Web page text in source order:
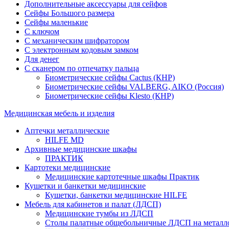
Дополнительные аксессуары для сейфов
Сейфы Большого размера
Сейфы маленькие
С ключом
С механическим шифратором
С электронным кодовым замком
Для денег
С сканером по отпечатку пальца
Биометрические сейфы Cactus (КНР)
Биометрические сейфы VALBERG, AIKO (Россия)
Биометрические сейфы Klesto (КНР)
Медицинская мебель и изделия
Аптечки металлические
HILFE MD
Архивные медицинские шкафы
ПРАКТИК
Картотеки медицинские
Медицинские картотечные шкафы Практик
Кушетки и банкетки медицинские
Кушетки, банкетки медицинские HILFE
Мебель для кабинетов и палат (ЛДСП)
Медицинские тумбы из ЛДСП
Столы палатные общебольничные ЛДСП на